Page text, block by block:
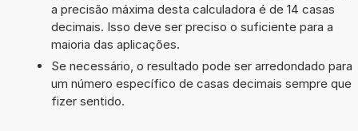
a precisão máxima desta calculadora é de 14 casas
decimais. Isso deve ser preciso o suficiente para a
maioria das aplicações.
Se necessário, o resultado pode ser arredondado para
um número específico de casas decimais sempre que
fizer sentido.